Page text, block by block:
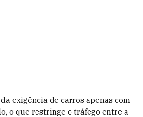
exigência de carros apenas com
o que restringe o tráfego entre a